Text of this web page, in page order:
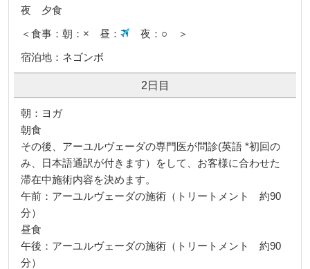
夜 夕食
＜食事：朝：× 昼：
夜：○ ＞
宿泊地：ネゴンボ
2日目
朝：ヨガ
朝食
その後、アーユルヴェーダの専門医が問診(英語 *初回の
み、日本語通訳が付きます）をして、お客様に合わせた
滞在中施術内容を決めます。
午前：アーユルヴェーダの施術（トリートメント 約90
分）
昼食
午後：アーユルヴェーダの施術（トリートメント 約90
分）